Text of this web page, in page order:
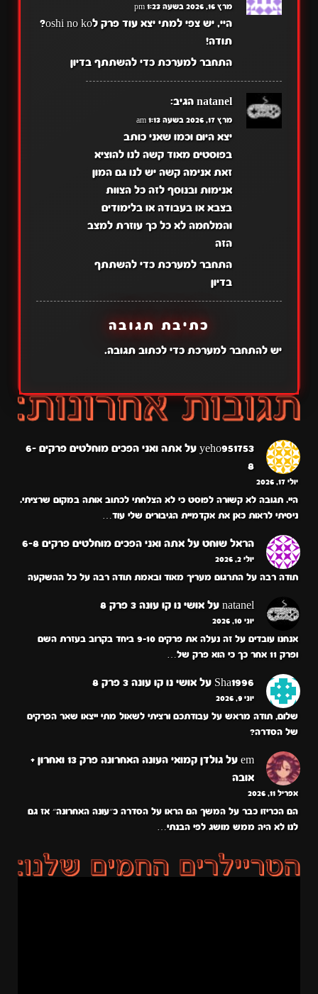
מרץ 16, 2026 בשעה 1:23 pm
היי, יש צפי למתי יצא עוד פרק לoshi no ko?
תודה!
התחבר למערכת כדי להשתתף בדיון
natanel הגיב:
מרץ 17, 2026 בשעה 1:13 am
יצא היום וכמו שאני כותב
בפוסטים מאוד קשה לנו להוציא
זאת אנימה קשה יש לנו גם המון
אנימות ובנוסף לזה כל הצוות
בצבא או בעבודה או בלימודים
והמלחמה לא כל כך עוזרת למצב
הזה
התחבר למערכת כדי להשתתף
בדיון
כתיבת תגובה
יש להתחבר למערכתכדי לכתוב תגובה.
yeho951753 על
אתה ואני הפכים מוחלטים פרקים 6-
8
יולי 17, 2026
היי. תגובה לא קשורה לפוסט כי לא הצלחתי לכתוב אותה במקום שרציתי.
ניסיתי לראות כאן את אקדמיית הגיבורים שלי עוד…
הראל שוחט על אתה ואני הפכים מוחלטים פרקים 6-8
יולי 2, 2026
תודה רבה על התרגום מעריך מאוד ובאמת תודה רבה על כל ההשקעה
natanel על אושי נו קו עונה 3 פרק 8
יוני 10, 2026
אנחנו עובדים על זה נעלה את פרקים 9-10 ביחד בקרוב בעזרת השם
ופרק 11 אחר כך כי הוא פרק של…
Sha1996 על אושי נו קו עונה 3 פרק 8
יוני 9, 2026
שלום, תודה מראש על עבודתכם ורציתי לשאול מתי ייצאו שאר הפרקים
של הסדרה?
em על
גולדן קמואי העונה האחרונה פרק 13 ואחרון +
אובה
אפריל 11, 2026
הם הכריזו כבר על המשך הם הראו על הסדרה כ״עונה האחרונה״ אז גם
לנו לא היה ממש מושג לפי הבנתי…